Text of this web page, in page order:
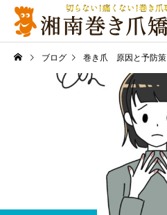
ブログ 巻き爪 原因と予防策